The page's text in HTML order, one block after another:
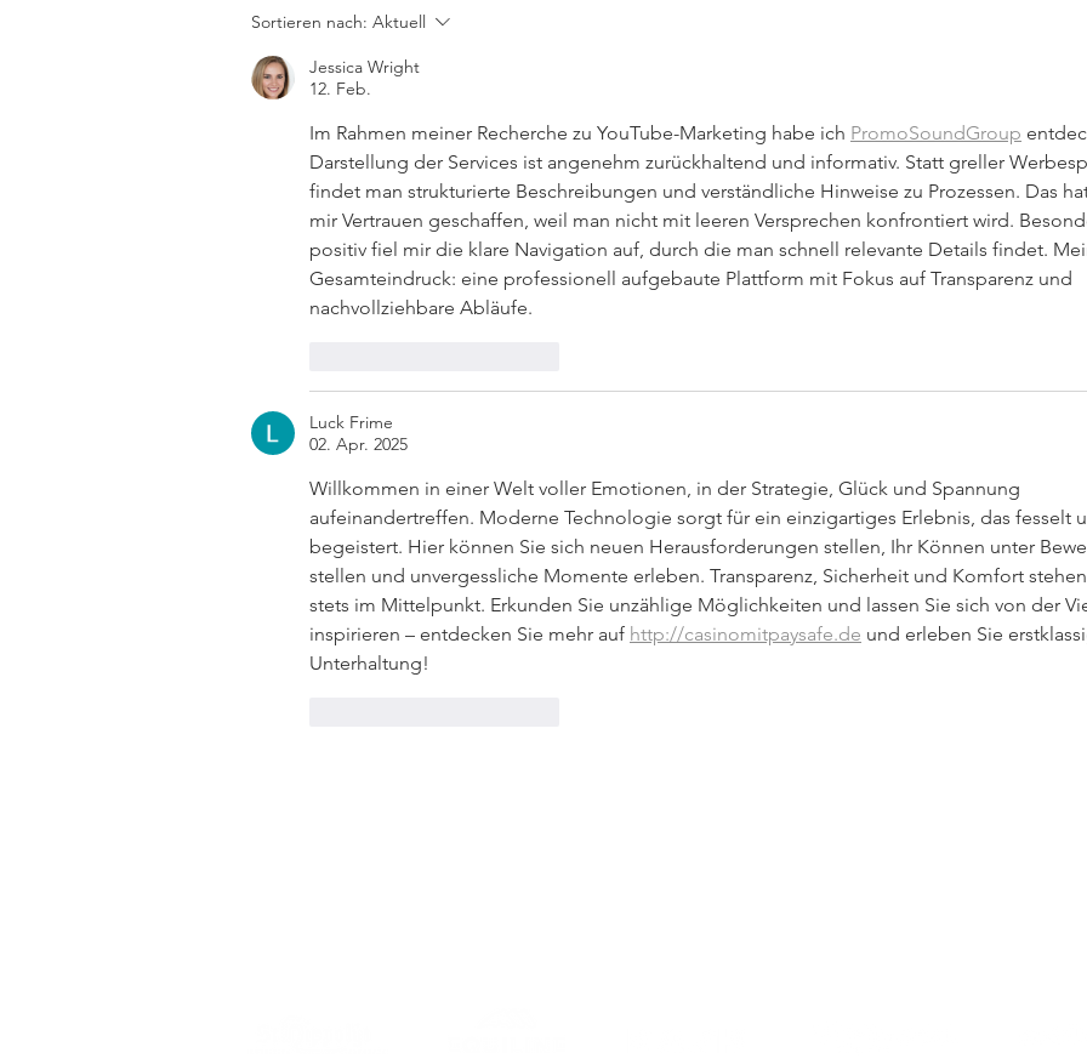
Elmlohe: Sieg für First
Sortieren nach: Aktuell
Jessica Wright
12. Feb.
Im Rahmen meiner Recherche zu YouTube-Marketing habe ich PromoSoundGroup
Darstellung der Services ist angenehm zurückhaltend und informativ. Statt greller
findet man strukturierte Beschreibungen und verständliche Hinweise zu Prozessen. Das
mir Vertrauen geschaffen, weil man nicht mit leeren Versprechen konfrontiert wird.
positiv fiel mir die klare Navigation auf, durch die man schnell relevante Details findet.
Gesamteindruck: eine professionell aufgebaute Plattform mit Fokus auf Transparenz und
nachvollziehbare Abläufe.
Luck Frime
02. Apr. 2025
Willkommen in einer Welt voller Emotionen, in der Strategie, Glück und Spannung
aufeinandertreffen. Moderne Technologie sorgt für ein einzigartiges Erlebnis, das fesselt
begeistert. Hier können Sie sich neuen Herausforderungen stellen, Ihr Können unter
stellen und unvergessliche Momente erleben. Transparenz, Sicherheit und Komfort
stets im Mittelpunkt. Erkunden Sie unzählige Möglichkeiten und lassen Sie sich von der
inspirieren – entdecken Sie mehr auf http://casinomitpaysafe.de und erleben Sie
Unterhaltung!